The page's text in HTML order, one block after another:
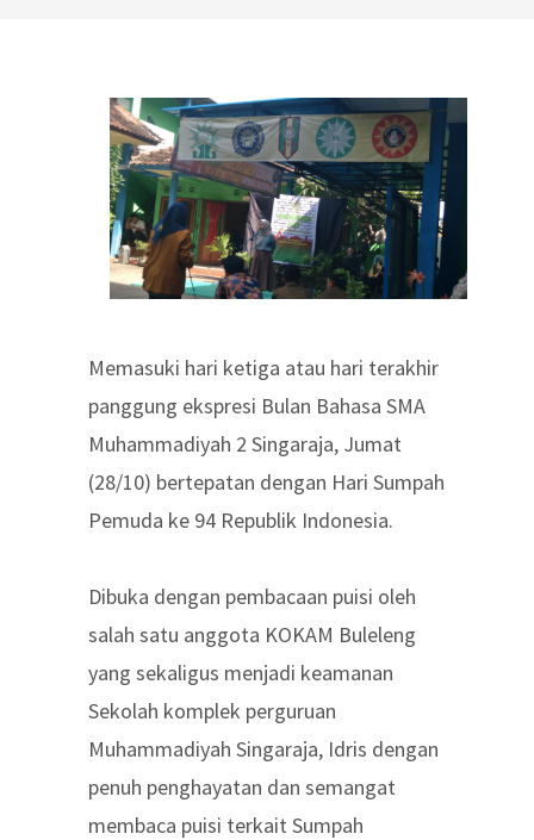
Memasuki hari ketiga atau hari terakhir
panggung ekspresi Bulan Bahasa SMA
Muhammadiyah 2 Singaraja, Jumat
(28/10) bertepatan dengan Hari Sumpah
Pemuda ke 94 Republik Indonesia.
Dibuka dengan pembacaan puisi oleh
salah satu anggota KOKAM Buleleng
yang sekaligus menjadi keamanan
Sekolah komplek perguruan
Muhammadiyah Singaraja, Idris dengan
penuh penghayatan dan semangat
membaca puisi terkait Sumpah